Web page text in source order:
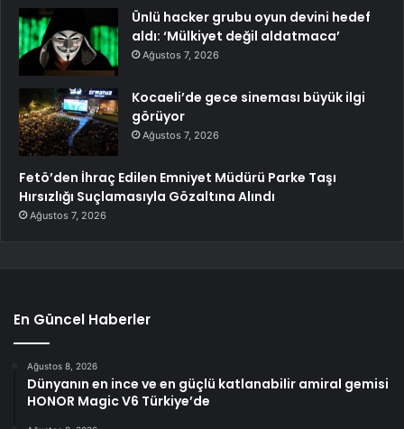
Ünlü hacker grubu oyun devini hedef
aldı: ‘Mülkiyet değil aldatmaca’
Ağustos 7, 2026
Kocaeli’de gece sineması büyük ilgi
görüyor
Ağustos 7, 2026
Fetö’den İhraç Edilen Emniyet Müdürü Parke Taşı
Hırsızlığı Suçlamasıyla Gözaltına Alındı
Ağustos 7, 2026
En Güncel Haberler
Ağustos 8, 2026
Dünyanın en ince ve en güçlü katlanabilir amiral gemisi
HONOR Magic V6 Türkiye’de